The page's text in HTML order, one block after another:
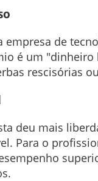
empresa de
é um "dinheiro
rescisórias
deu mais
Para o